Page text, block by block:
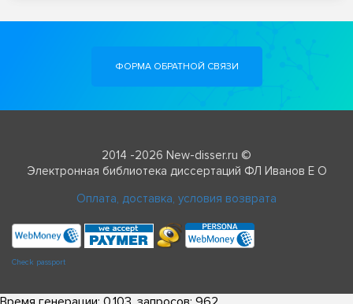
ФОРМА ОБРАТНОЙ СВЯЗИ
2014 -2026 New-disser.ru ©
Электронная библиотека диссертаций ФЛ Иванов Е О
Оплата, доставка, условия возврата
Check passport